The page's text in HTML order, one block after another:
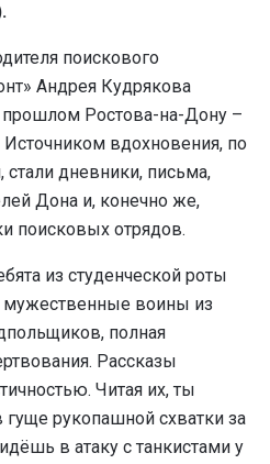
поискового
Андрея Кудрякова
Ростова-на-Дону –
вдохновения, по
стали дневники, письма,
Дона и, конечно же,
поисковых отрядов.
из студенческой роты
мужественные воины из
полная
Рассказы
Читая их, ты
рукопашной схватки за
в атаку с танкистами у